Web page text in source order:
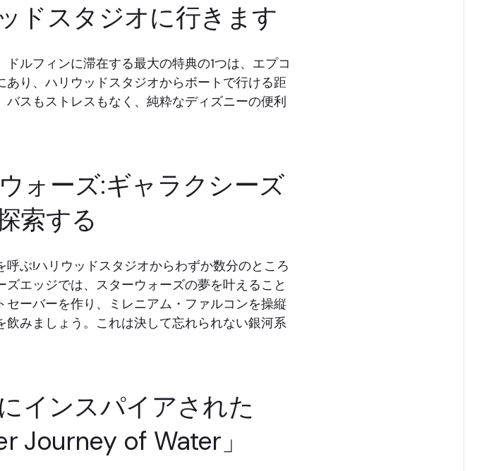
ドスタジオに行きます
ドルフィンに滞在する最大の特典の1つは、エプコ
あり、ハリウッドスタジオからボートで行ける距
バスもストレスもなく、純粋なディズニーの便利
ォーズ:ギャラクシーズ
索する
呼ぶ!ハリウッドスタジオからわずか数分のところ
ズエッジでは、スターウォーズの夢を叶えること
セーバーを作り、ミレニアム・ファルコンを操縦
飲みましょう。これは決して忘れられない銀河系
インスパイアされた
Journey of Water」